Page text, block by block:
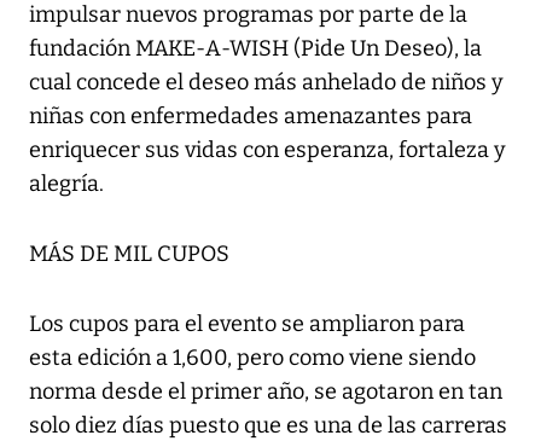
impulsar nuevos programas por parte de la
fundación MAKE-A-WISH (Pide Un Deseo), la
cual concede el deseo más anhelado de niños y
niñas con enfermedades amenazantes para
enriquecer sus vidas con esperanza, fortaleza y
alegría.
MÁS DE MIL CUPOS
Los cupos para el evento se ampliaron para
esta edición a 1,600, pero como viene siendo
norma desde el primer año, se agotaron en tan
solo diez días puesto que es una de las carreras